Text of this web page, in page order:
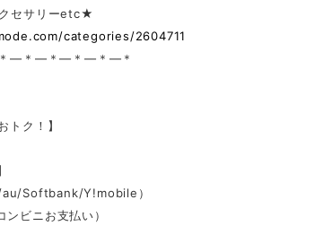
セサリーetc★
categories/2604711
—＊—＊—＊—＊—＊
トク！】
Softbank/Y!mobile）
ビニお支払い）